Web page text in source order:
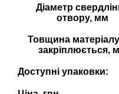
Діаметр
отвору, мм
Товщина
закріплюється,
Доступні упаковки: